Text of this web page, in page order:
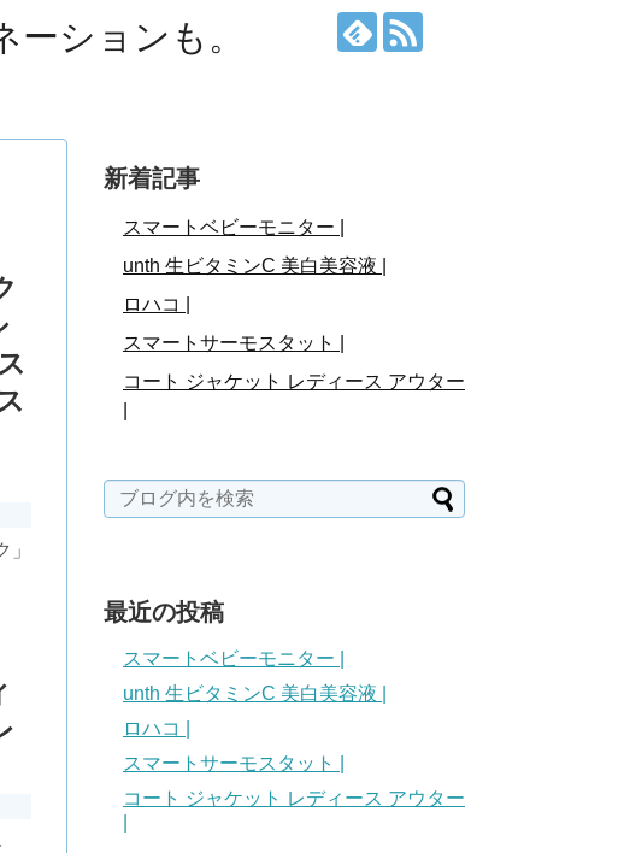
ションも。
新着記事
スマートベビーモニター |
unth 生ビタミンC 美白美容液 |
ロハコ |
スマートサーモスタット |
コート ジャケット レディース アウター
最近の投稿
スマートベビーモニター |
unth 生ビタミンC 美白美容液 |
ロハコ |
スマートサーモスタット |
コート ジャケット レディース アウター